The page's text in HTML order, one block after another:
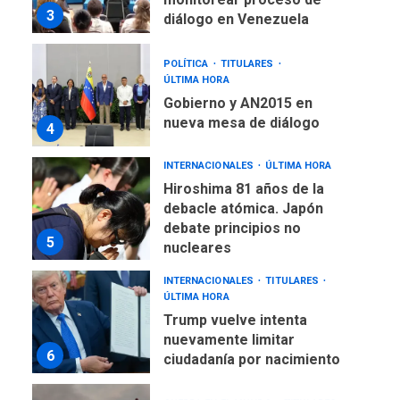
3
diálogo en Venezuela
4
POLÍTICA
TITULARES
ÚLTIMA HORA
Gobierno y AN2015 en
nueva mesa de diálogo
5
INTERNACIONALES ÚLTIMA HORA
Hiroshima 81 años de la
debacle atómica. Japón
debate principios no
nucleares
6
INTERNACIONALES
TITULARES
ÚLTIMA HORA
Trump vuelve intenta
nuevamente limitar
ciudadanía por nacimiento